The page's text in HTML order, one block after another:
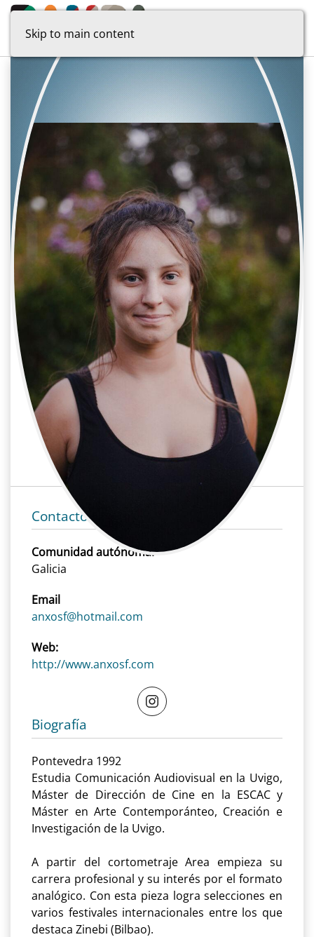
Skip to main content
Anxos Fazáns
Cine | Dirección | Directora
Cine, Dirección, Directora
Contacto
Comunidad autónoma:
Galicia
Email
anxosf@hotmail.com
Web:
http://www.anxosf.com
Biografía
Pontevedra 1992
Estudia Comunicación Audiovisual en la Uvigo,
Máster de Dirección de Cine en la ESCAC y
Máster en Arte Contemporánteo, Creación e
Investigación de la Uvigo.
A partir del cortometraje Area empieza su
carrera profesional y su interés por el formato
analógico. Con esta pieza logra selecciones en
varios festivales internacionales entre los que
destaca Zinebi (Bilbao).